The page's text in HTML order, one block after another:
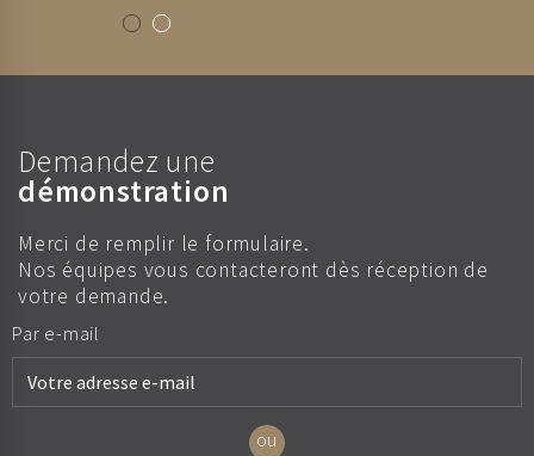
Demandez une
démonstration
Merci de remplir le formulaire.
Nos équipes vous contacteront dès réception de
votre demande.
Par e-mail
ou